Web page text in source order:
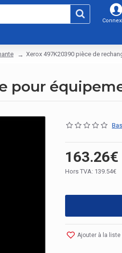
Xerox 497K20390 pièce de
pour
163.26€
Hors TVA: 139.54€
Ajouter à la